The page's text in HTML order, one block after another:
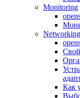
Monitoring
Networking
Как